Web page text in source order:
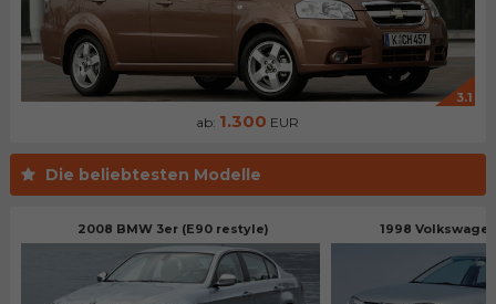
3.1
ab: 1.300 EUR
Die beliebtesten Modelle
2008 BMW 3er (E90 restyle) 1998